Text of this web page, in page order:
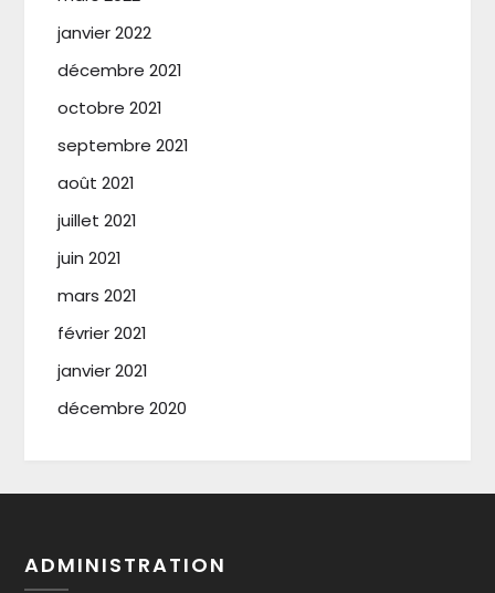
janvier 2022
décembre 2021
octobre 2021
septembre 2021
août 2021
juillet 2021
juin 2021
mars 2021
février 2021
janvier 2021
décembre 2020
ADMINISTRATION